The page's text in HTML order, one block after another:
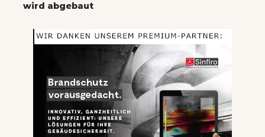
wird abgebaut